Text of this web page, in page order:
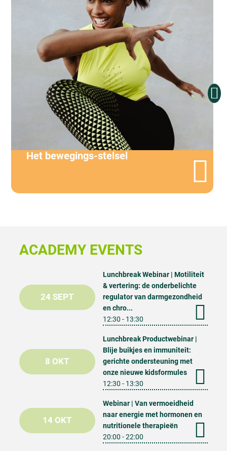
Het bewegings-stelsel
ACADEMY EVENTS
24 SEPT
Lunchbreak Webinar | Motiliteit
& vertering: de onderbelichte
regulator van darmgezondheid
en chro...
12:30 - 13:30
8 OKT
Lunchbreak Productwebinar |
Blije buikjes en immuniteit:
gerichte ondersteuning met
onze nieuwe kidsformules
12:30 - 13:30
14 OKT
Webinar | Van vermoeidheid
naar energie met hormonen en
nutritionele therapieën
20:00 - 22:00